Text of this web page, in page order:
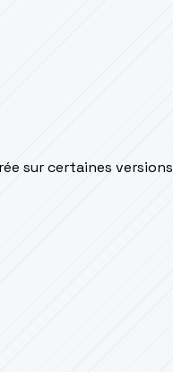
sur certaines versions